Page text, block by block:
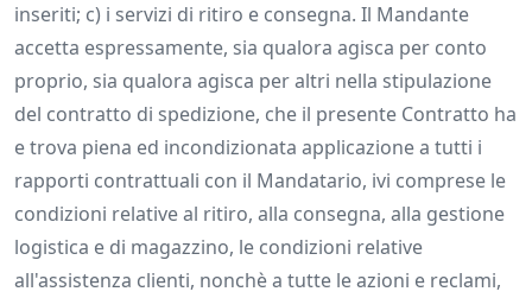
inseriti; c) i servizi di ritiro e consegna. Il Mandante
accetta espressamente, sia qualora agisca per conto
proprio, sia qualora agisca per altri nella stipulazione
del contratto di spedizione, che il presente Contratto ha
e trova piena ed incondizionata applicazione a tutti i
rapporti contrattuali con il Mandatario, ivi comprese le
condizioni relative al ritiro, alla consegna, alla gestione
logistica e di magazzino, le condizioni relative
all'assistenza clienti, nonchè a tutte le azioni e reclami,